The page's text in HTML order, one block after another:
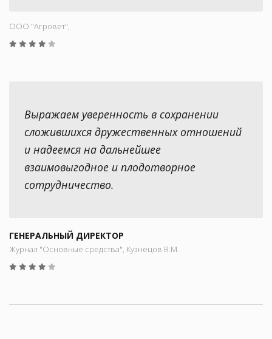
ООО "Aгровет",
Выражаем уверенность в сохранении
сложившихся дружественных отношений
и надеемся на дальнейшее
взаимовыгодное и плодотворное
сотрудничество.
ГЕНЕРАЛЬНЫЙ ДИРЕКТОР
Журнал "Основные средства", Кузнецов В.М.